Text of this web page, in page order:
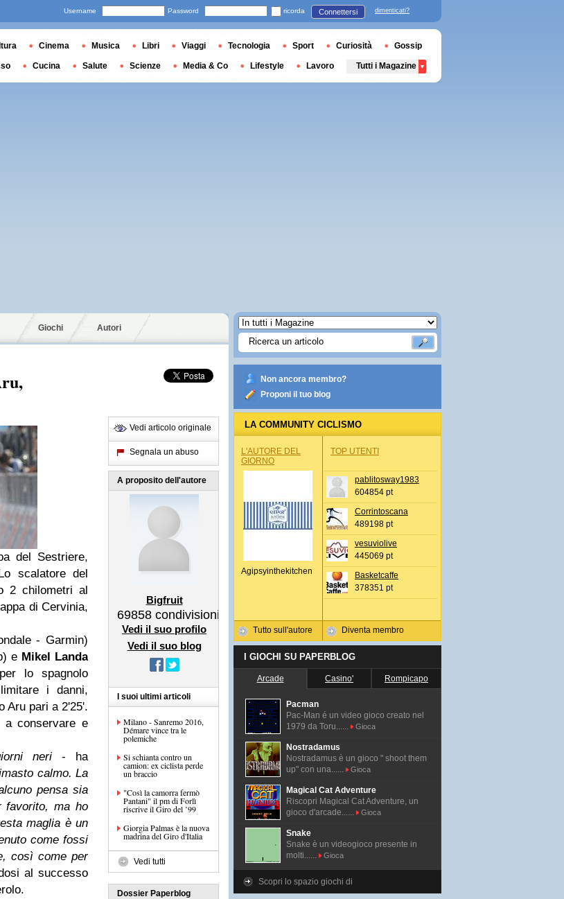
Giochi Autori
del Sestriere,
scalatore del
2 chilometri al
di Cervinia,
- Garmin)
e Mikel Landa
lo spagnolo
i danni,
Aru pari a 2'25'.
conservare e
neri- ha
calmo. La
pensa sia
favorito, ma ho
maglia è un
come fossi
così come per
al successo
Vedi articolo originale
Segnala un abuso
A proposito dell'autore
Bigfruit
69858 condivisioni
Vedi il suo profilo
Vedi il suo blog
I suoi ultimi articoli
Milano - Sanremo 2016,
Démare vince tra le
polemiche
Si schianta contro un
camion: ex ciclista perde
un braccio
"Così la camorra fermò
Pantani" il pm di Forlì
riscrive il Giro del ’99
Giorgia Palmas è la nuova
madrina del Giro d'Italia
Vedi tutti
Dossier Paperblog
Non ancora membro?
Proponi il tuo blog
LA COMMUNITY CICLISMO
L'AUTORE DEL
GIORNO
Agipsyinthekitchen
Tutto sull'autore
TOP UTENTI
pablitosway1983
604854 pt
Corrintoscana
489198 pt
vesuviolive
445069 pt
Basketcaffe
378351 pt
Diventa membro
I GIOCHI SU PAPERBLOG
Arcade Casino' Rompicapo
Pacman
Pac-Man é un video gioco creato nel
1979 da Toru......
Gioca
Nostradamus
Nostradamus è un gioco " shoot them
up" con una......
Gioca
Magical Cat Adventure
Riscopri Magical Cat Adventure, un
gioco d'arcade......
Gioca
Snake
Snake è un videogioco presente in
molti......
Gioca
Scopri lo spazio giochi di
Username Password ricorda Connettersi dimenticati?
Cinema Musica Libri Viaggi Tecnologia Sport Curiosità Gossip
Cucina Salute Scienze Media & Co Lifestyle Lavoro Tutti i Magazine